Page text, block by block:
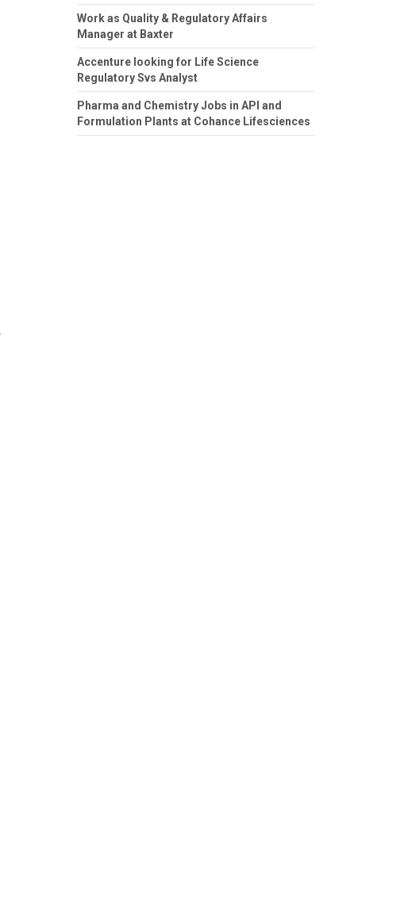
Work as Quality & Regulatory Affairs
Manager at Baxter
Accenture looking for Life Science
Regulatory Svs Analyst
Pharma and Chemistry Jobs in API and
Formulation Plants at Cohance Lifesciences